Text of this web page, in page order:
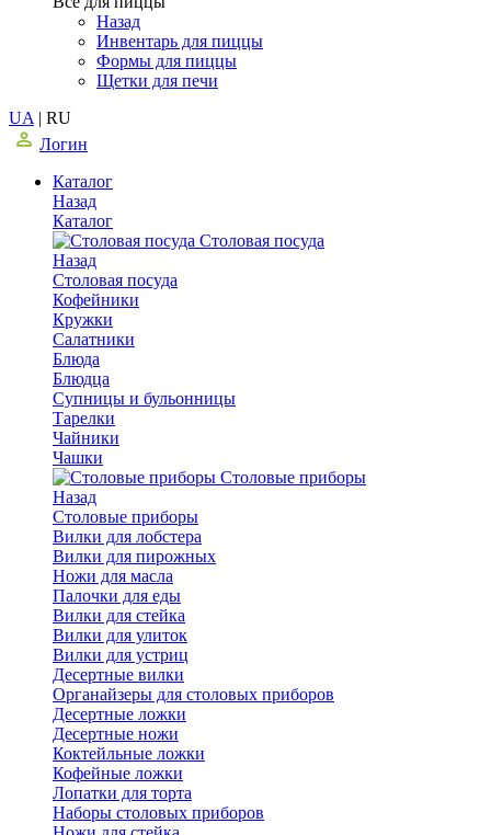
Назад
Инвентарь для пиццы
Формы для пиццы
Щетки для печи
UA | RU
Логин
Каталог
Назад
Каталог
Столовая посуда
Назад
Столовая посуда
Кофейники
Кружки
Салатники
Блюда
Блюдца
Супницы и бульонницы
Тарелки
Чайники
Чашки
Cтоловые приборы
Назад
Cтоловые приборы
Вилки для лобстера
Вилки для пирожных
Ножи для масла
Палочки для еды
Вилки для стейка
Вилки для улиток
Вилки для устриц
Десертные вилки
Органайзеры для столовых приборов
Десертные ложки
Десертные ножи
Коктейльные ложки
Кофейные ложки
Лопатки для торта
Наборы столовых приборов